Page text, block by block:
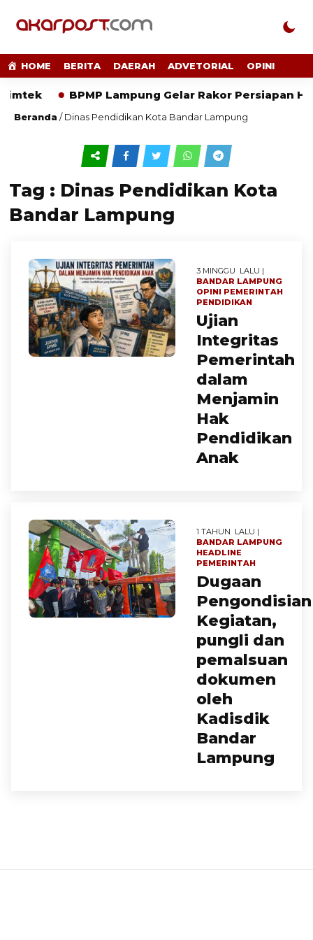
HOME BERITA DAERAH ADVETORIAL OPINI
BPMP Lampung Gelar Rakor Persiapan HUT
Beranda /Dinas Pendidikan Kota Bandar Lampung
Tag : Dinas Pendidikan Kota
Bandar Lampung
3 MINGGU LALU |
BANDAR LAMPUNG
OPINI PEMERINTAH
PENDIDIKAN
Ujian
Integritas
Pemerintah
dalam
Menjamin
Hak
Pendidikan
Anak
1 TAHUN LALU |
BANDAR LAMPUNG
HEADLINE
PEMERINTAH
Dugaan
Pengondisian
Kegiatan,
pungli dan
pemalsuan
dokumen
oleh
Kadisdik
Bandar
Lampung